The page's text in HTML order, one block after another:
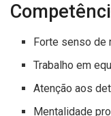
Forte senso de
Trabalho em
Atenção aos
Mentalidade